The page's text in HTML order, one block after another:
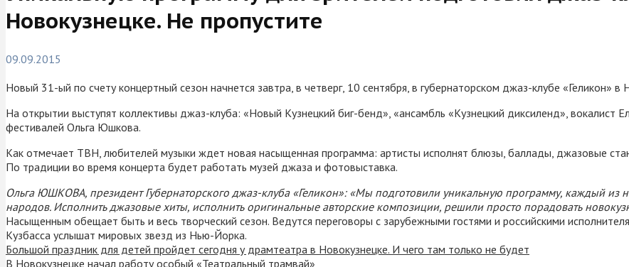
Новокузнецке. Не пропустите
09.09.2015
Новый 31-ый по счету концертный сезон начнется завтра, в четверг, 10 сентября, в губернаторском джаз-клубе «Геликон» в
На открытии выступят коллективы джаз-клуба: «Новый Кузнецкий биг-бенд», «ансамбль «Кузнецкий диксиленд»,
фестивалей Ольга Юшкова.
Как отмечает ТВН, любителей музыки ждет новая насыщенная программа: артисты исполнят блюзы, баллады, джазовые
По традиции во время концерта будет работать музей джаза и фотовыставка.
Ольга ЮШКОВА, президент Губернаторского джаз-клуба «Геликон»: «Мы подготовили уникальную программу, каждый
народов. Исполнить джазовые хиты, исполнить оригинальные авторские композиции, решили просто порадовать
Насыщенным обещает быть и весь творческий сезон. Ведутся переговоры с зарубежными гостями и российскими
Кузбасса услышат мировых звезд из Нью-Йорка.
Большой праздник для детей пройдет сегодня у драмтеатра в Новокузнецке. И чего там только не будет
В Новокузнецке начал работу особый «Театральный трамвай»